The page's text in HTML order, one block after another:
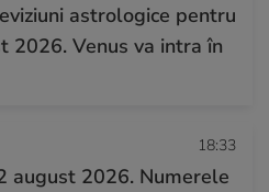
astrologice pentru
2026. Venus va intra în
18:33
august 2026. Numerele